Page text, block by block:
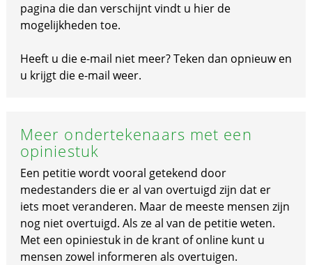
pagina die dan verschijnt vindt u hier de
mogelijkheden toe.
Heeft u die e-mail niet meer? Teken dan opnieuw en
u krijgt die e-mail weer.
Meer ondertekenaars met een
opiniestuk
Een petitie wordt vooral getekend door
medestanders die er al van overtuigd zijn dat er
iets moet veranderen. Maar de meeste mensen zijn
nog niet overtuigd. Als ze al van de petitie weten.
Met een opiniestuk in de krant of online kunt u
mensen zowel informeren als overtuigen.